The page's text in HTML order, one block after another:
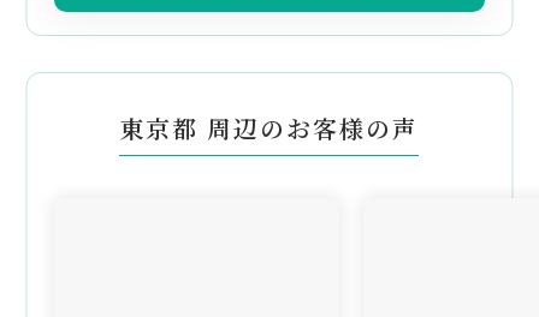
東京都 周辺のお客様の声